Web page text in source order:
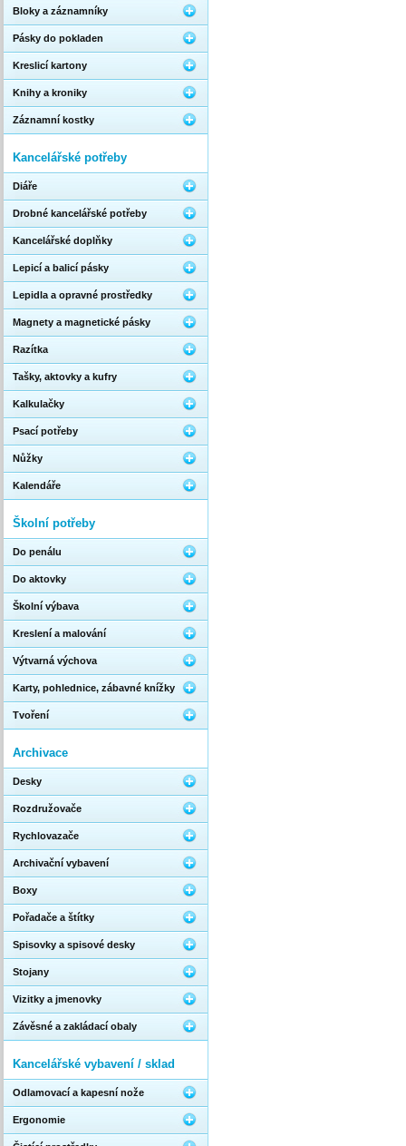
Bloky a záznamníky
Pásky do pokladen
Kreslicí kartony
Knihy a kroniky
Záznamní kostky
Kancelářské potřeby
Diáře
Drobné kancelářské potřeby
Kancelářské doplňky
Lepicí a balicí pásky
Lepidla a opravné prostředky
Magnety a magnetické pásky
Razítka
Tašky, aktovky a kufry
Kalkulačky
Psací potřeby
Nůžky
Kalendáře
Školní potřeby
Do penálu
Do aktovky
Školní výbava
Kreslení a malování
Výtvarná výchova
Karty, pohlednice, zábavné knížky
Tvoření
Archivace
Desky
Rozdružovače
Rychlovazače
Archivační vybavení
Boxy
Pořadače a štítky
Spisovky a spisové desky
Stojany
Vizitky a jmenovky
Závěsné a zakládací obaly
Kancelářské vybavení / sklad
Odlamovací a kapesní nože
Ergonomie